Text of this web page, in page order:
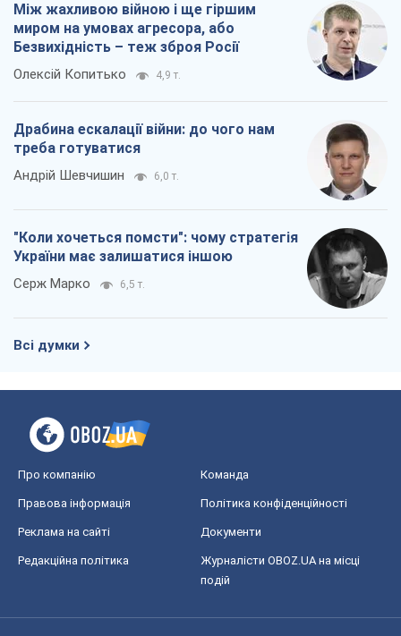
Між жахливою війною і ще гіршим
миром на умовах агресора, або
Безвихідність – теж зброя Росії
Олексій Копитько 4,9 т.
Драбина ескалації війни: до чого нам
треба готуватися
Андрій Шевчишин 6,0 т.
"Коли хочеться помсти": чому стратегія
України має залишатися іншою
Серж Марко 6,5 т.
Всі думки
Про компанію Команда
Правова інформація Політика конфіденційності
Реклама на сайті Документи
Редакційна політика
Журналісти OBOZ.UA на місці
подій